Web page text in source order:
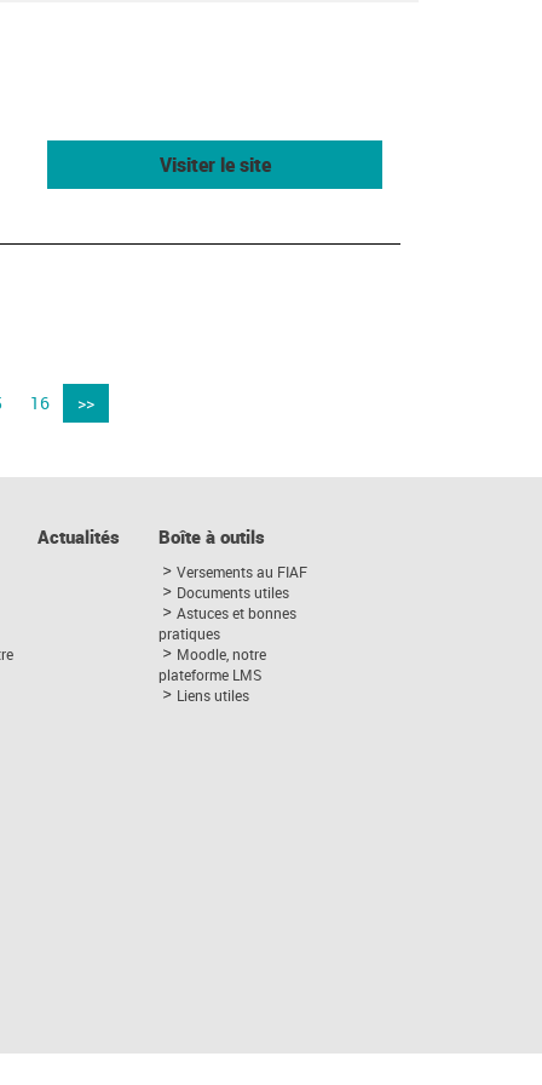
Visiter le site
16 >>
Actualités Boîte à outils
Versements au FIAF
Documents utiles
Astuces et bonnes
pratiques
Moodle, notre
plateforme LMS
Liens utiles